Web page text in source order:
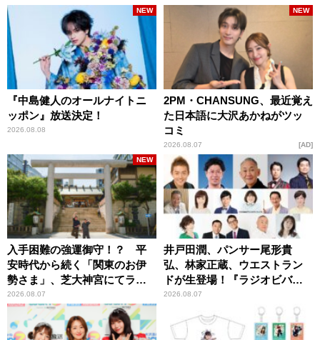
『中島健人のオールナイトニ
ッポン』放送決定！
2026.08.08
NEW
2PM・CHANSUNG、最近覚え
た日本語に大沢あかねがツッ
コミ
2026.08.07
NEW
AD
入手困難の強運御守！？ 平
安時代から続く「関東のお伊
勢さま」、芝大神宮にてラン
パンプスが合格祈願！
2026.08.07
NEW
井戸田潤、パンサー尾形貴
弘、林家正蔵、ウエストラン
ドが生登場！『ラジオビバリ
ー昼ズ』
2026.08.07